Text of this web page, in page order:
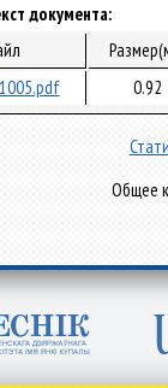
документа:
0.92
Общее